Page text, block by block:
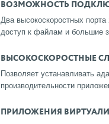
ВОЗМОЖНОСТЬ
Два высокоскоростных
доступ к файлам и большие
ВЫСОКОСКОРОСТНЫЕ
Позволяет устанавливать
производительности
ПРИЛОЖЕНИЯ